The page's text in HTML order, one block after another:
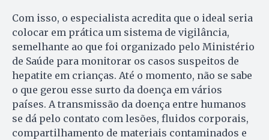
Com isso, o especialista acredita que o ideal seria
colocar em prática um sistema de vigilância,
semelhante ao que foi organizado pelo Ministério
de Saúde para monitorar os casos suspeitos de
hepatite em crianças. Até o momento, não se sabe
o que gerou esse surto da doença em vários
países. A transmissão da doença entre humanos
se dá pelo contato com lesões, fluidos corporais,
compartilhamento de materiais contaminados e